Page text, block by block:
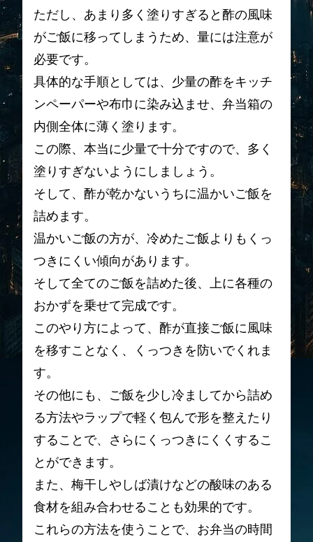
ただし、あまり多く塗りすぎると酢の風味
がご飯に移ってしまうため、量には注意が
必要です。
具体的な手順としては、少量の酢をキッチ
ンペーパーや布巾に染み込ませ、弁当箱の
内側全体に薄く塗ります。
この際、本当に少量で十分ですので、多く
塗りすぎないようにしましょう。
そして、酢が乾かないうちに温かいご飯を
詰めます。
温かいご飯の方が、冷めたご飯よりもくっ
つきにくい傾向があります。
そして全てのご飯を詰めた後、上に各種の
おかずを乗せて完成です。
このやり方によって、酢が直接ご飯に風味
を移すことなく、くっつきを防いでくれま
す。
その他にも、ご飯を少し冷ましてから詰め
る方法やラップで軽く包んで形を整えたり
することで、さらにくっつきにくくするこ
とができます。
また、梅干しやしば漬けなどの酸味のある
食材を組み合わせることも効果的です。
これらの方法を使うことで、お弁当の時間